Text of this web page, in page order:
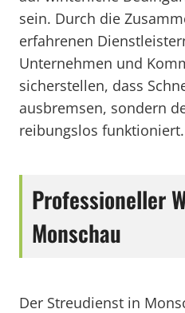
sein. Durch die
erfahrenen
Unternehmen und
sicherstellen, dass
ausbremsen, sondern
reibungslos funktioniert.
Professioneller
Monschau
Der Streudienst in